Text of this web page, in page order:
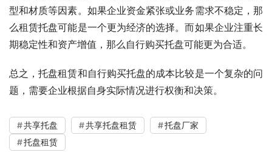
型和材质等因素。如果企业资金紧张或业务需求不稳定，那
么租赁托盘可能是一个更为经济的选择。而如果企业注重长
期稳定性和资产增值，那么自行购买托盘可能更为合适。
总之，托盘租赁和自行购买托盘的成本比较是一个复杂的问
题，需要企业根据自身实际情况进行权衡和决策。
共享托盘 共享托盘租赁
托盘厂家
托盘租赁